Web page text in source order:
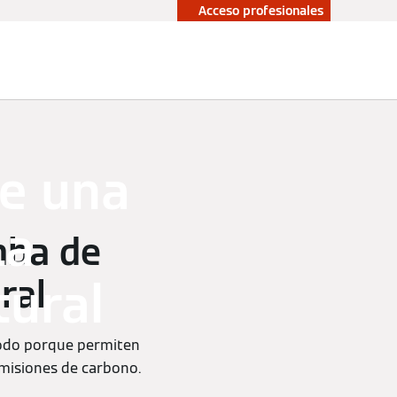
Acceso profesionales
de
porque permiten
de carbono.